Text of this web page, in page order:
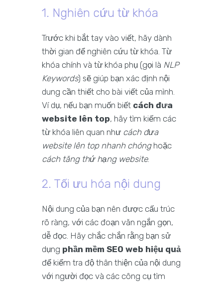
1. Nghiên cứu từ khóa
Trước khi bắt tay vào viết, hãy dành
thời gian để nghiên cứu từ khóa. Từ
khóa chính và từ khóa phụ (gọi là NLP
Keywords) sẽ giúp bạn xác định nội
dung cần thiết cho bài viết của mình.
Ví dụ, nếu bạn muốn biết cách đưa
website lên top, hãy tìm kiếm các
từ khóa liên quan như cách đưa
website lên top nhanh chónghoặc
cách tăng thứ hạng website.
2. Tối ưu hóa nội dung
Nội dung của bạn nên được cấu trúc
rõ ràng, với các đoạn văn ngắn gọn,
dễ đọc. Hãy chắc chắn rằng bạn sử
dụng phần mềm SEO web hiệu quả
để kiểm tra độ thân thiện của nội dung
với người đọc và các công cụ tìm